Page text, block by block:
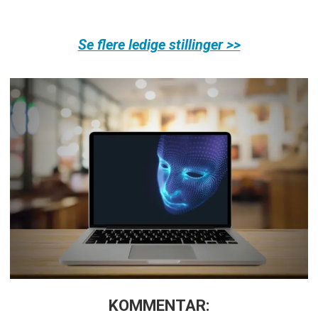
Se flere ledige stillinger >>
KOMMENTAR: